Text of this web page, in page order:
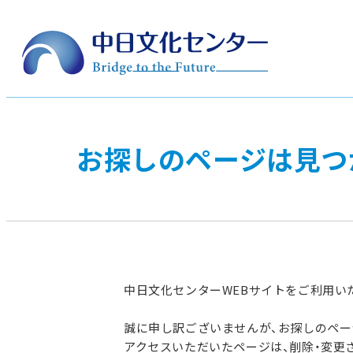
お探しのページは見
中日文化センターWEBサイトをご利用い
誠に申し訳ございませんが、お探しのペ
アクセスいただいたページは、削除・変